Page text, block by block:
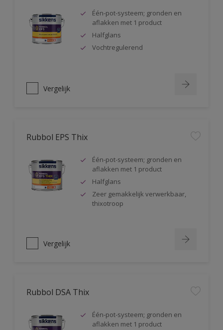
Één-pot-systeem; gronden en
aflakken met 1 product
Halfglans
Vochtregulerend
Vergelijk
Rubbol EPS Thix
Één-pot-systeem; gronden en
aflakken met 1 product
Halfglans
Zeer gemakkelijk verwerkbaar,
thixotroop
Vergelijk
Rubbol DSA Thix
Één-pot-systeem; gronden en
aflakken met 1 product